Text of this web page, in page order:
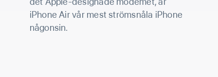
iPhone Air vår mest strömsnåla iPhone
någonsin.